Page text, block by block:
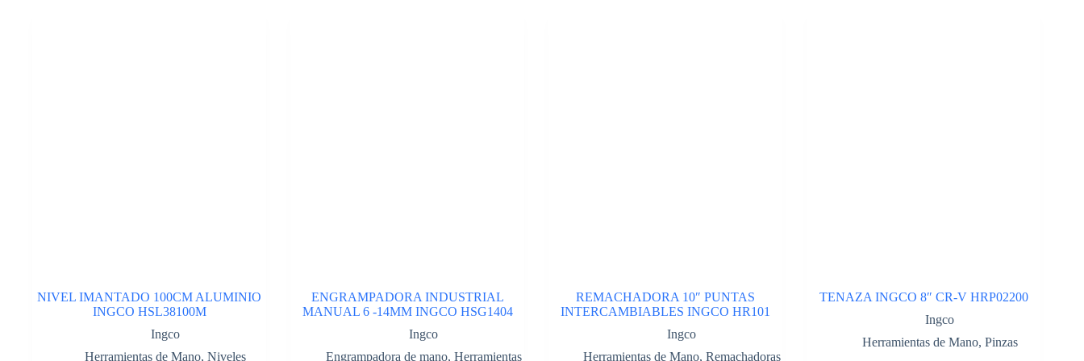
NIVEL IMANTADO 100CM ALUMINIO
INGCO HSL38100M
Ingco
Herramientas de Mano, Niveles
ENGRAMPADORA INDUSTRIAL
MANUAL 6 -14MM INGCO HSG1404
Ingco
Engrampadora de mano, Herramientas
REMACHADORA 10″ PUNTAS
INTERCAMBIABLES INGCO HR101
Ingco
Herramientas de Mano, Remachadoras
TENAZA INGCO 8″ CR-V HRP02200
Ingco
Herramientas de Mano, Pinzas